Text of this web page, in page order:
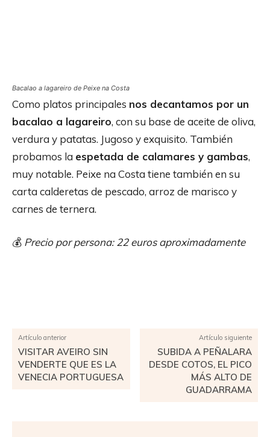
Bacalao a lagareiro de Peixe na Costa
Como platos principales nos decantamos por un
bacalao a lagareiro, con su base de aceite de oliva,
verdura y patatas. Jugoso y exquisito. También
probamos la espetada de calamares y gambas,
muy notable. Peixe na Costa tiene también en su
carta calderetas de pescado, arroz de marisco y
carnes de ternera.
💰 Precio por persona: 22 euros aproximadamente
Artículo anterior
VISITAR AVEIRO SIN
VENDERTE QUE ES LA
VENECIA PORTUGUESA
Artículo siguiente
SUBIDA A PEÑALARA
DESDE COTOS, EL PICO
MÁS ALTO DE
GUADARRAMA